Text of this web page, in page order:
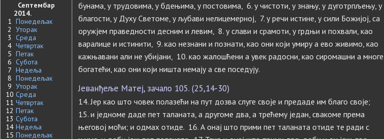
Септембар
2014.
1 Понедељак
2 Уторак
3 Среда
4 Четвртак
5 Петак
6 Субота
7 Недеља
8 Понедељак
9 Уторак
10 Среда
11 Четвртак
12 Петак
13 Субота
14 Недеља
15 Понедељак
бунама, у трудовима, у бдењима, у постовима, 6. у чистоти, у знању, у дуготрпљењу, у
благости, у Духу Светоме, у љубави нелицемерној, 7. у речи истине, у сили Божијој, са
оружјем праведности десним и левим, 8. у слави и срамоти, у грдњи и похвали, као
варалице и истинити, 9. као незнани и познати, као они који умиру а ево живимо, као
кажњавани али не убијани, 10. као жалошћени а увек радосни, као сиромашни а многе
богатећи, као они који ништа немају а све поседују.
Јеванђеље Матеј, зачало 105. (25,14-30)
14. Јер као што човек полазећи на пут дозва слуге своје и предаде им благо своје;
15. и једноме даде пет таланата, а другоме два, а трећему један, свакоме према
његовој моћи; и одмах отиде. 16. А онај што прими пет таланата отиде те ради с